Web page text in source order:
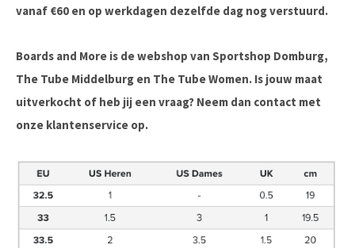
vanaf €60 en op werkdagen dezelfde dag nog verstuurd.
Boards and More is de webshop van Sportshop Domburg,
The Tube Middelburg en The Tube Women. Is jouw maat
uitverkocht of heb jij een vraag? Neem dan contact met
onze klantenservice op.